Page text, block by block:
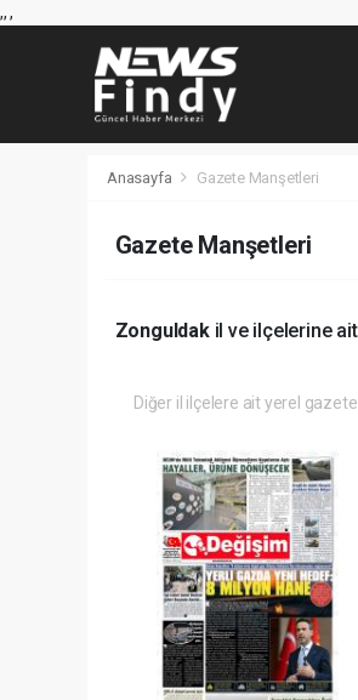
,,,
Anasayfa Gazete Manşetleri
Gazete Manşetleri
Zonguldakil ve ilçelerine
Diğer il ilçelere ait yerel